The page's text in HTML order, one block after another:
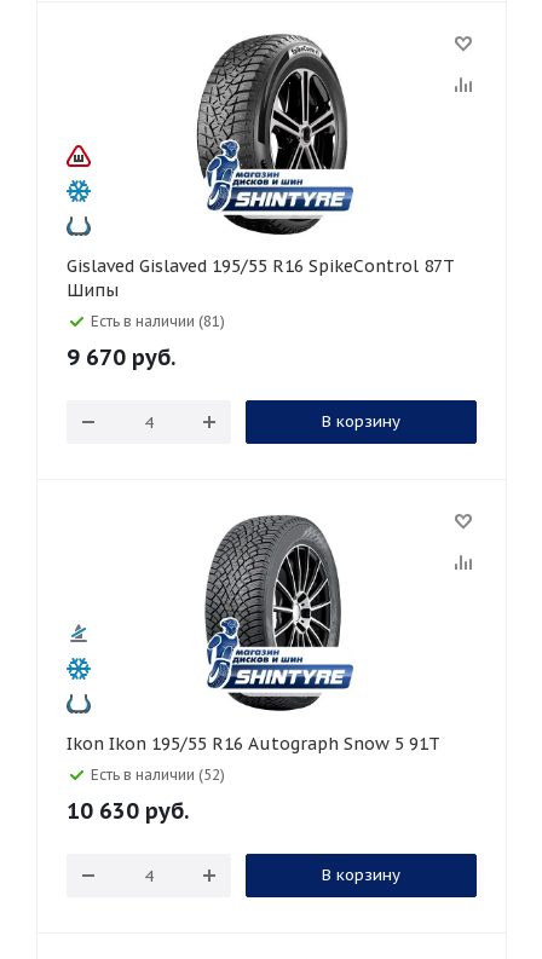
Gislaved Gislaved 195/55 R16 SpikeControl 87T
Шипы
Есть в наличии (81)
9 670 руб.
В корзину
Ikon Ikon 195/55 R16 Autograph Snow 5 91T
Есть в наличии (52)
10 630 руб.
В корзину